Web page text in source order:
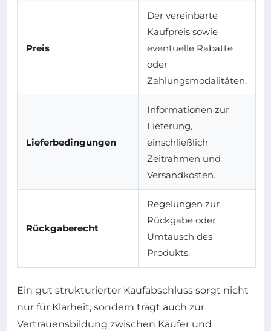
Preis
Der vereinbarte
Kaufpreis sowie
eventuelle Rabatte
oder
Zahlungsmodalitäten.
Lieferbedingungen
Informationen zur
Lieferung,
einschließlich
Zeitrahmen und
Versandkosten.
Rückgaberecht
Regelungen zur
Rückgabe oder
Umtausch des
Produkts.
Ein gut strukturierter Kaufabschluss sorgt nicht
nur für Klarheit, sondern trägt auch zur
Vertrauensbildung zwischen Käufer und